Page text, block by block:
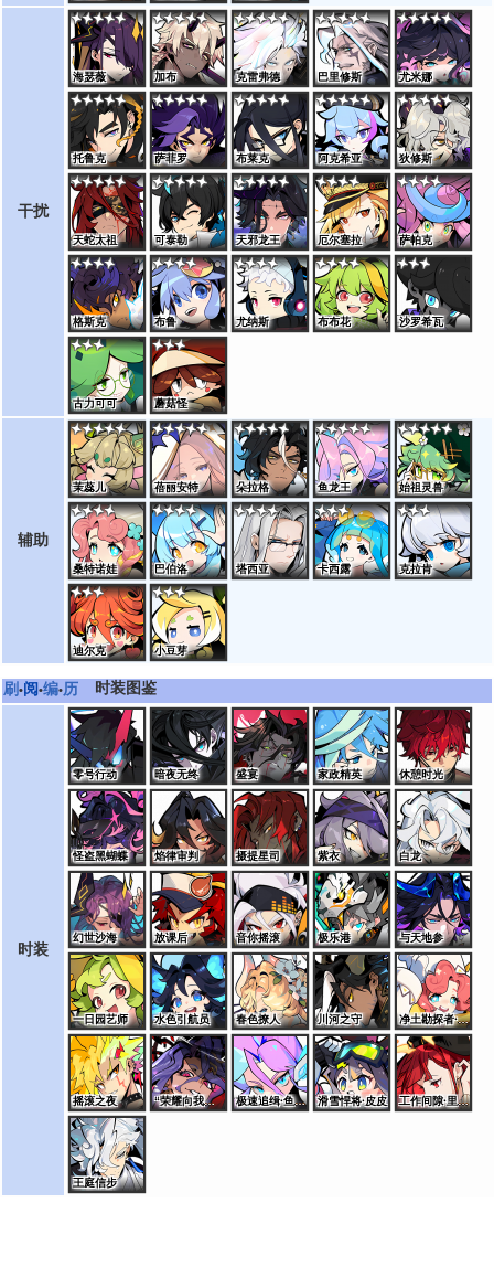
干扰
海瑟薇 加布 克雷弗德 巴里修斯 尤米娜
托鲁克 萨菲罗 布莱克 阿克希亚 狄修斯
天蛇太祖 可泰勒 天邪龙王 厄尔塞拉 萨帕克
格斯克 布鲁 尤纳斯 布布花 沙罗希瓦
古力可可 蘑菇怪
辅助
茉蕊儿 蓓丽安特 朵拉格 鱼龙王 始祖灵兽
桑特诺娃 巴伯洛 塔西亚 卡西露 克拉肯
迪尔克 小豆芽
刷•阅•编•历 时装图鉴
时装
零号行动 暗夜无终 盛宴 家政精英 休憩时光
怪盗黑蝴蝶 焰律审判 摄提星司 紫衣 白龙
幻世沙海 放课后 音你摇滚 极乐港 与天地参
一日园艺师 水色引航员 春色撩人 川河之守 净土勘探者·桑特诺娃
摇滚之夜 “荣耀向我俯首”·艾夏拉 极速追缉·鱼龙王 滑雪悍将·皮皮 工作间隙·里奥斯
王庭信步